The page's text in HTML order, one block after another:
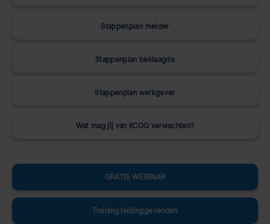
Stappenplan melder
Stappenplan beklaagde
Stappenplan werkgever
Wat mag jij van KCOG verwachten?
GRATIS WEBINAR
Training leidinggevenden